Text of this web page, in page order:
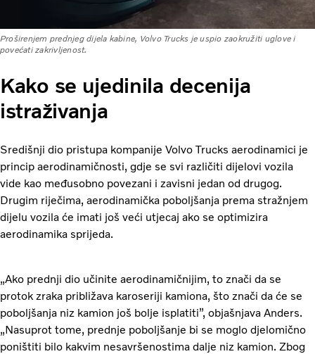
Proširenjem prednjeg dijela kabine, Volvo Trucks je uspio zaokružiti uglove i
povećati zakrivljenost.
Kako se ujedinila decenija
istraživanja
Središnji dio pristupa kompanije Volvo Trucks aerodinamici je
princip aerodinamičnosti, gdje se svi različiti dijelovi vozila
vide kao međusobno povezani i zavisni jedan od drugog.
Drugim riječima, aerodinamička poboljšanja prema stražnjem
dijelu vozila će imati još veći utjecaj ako se optimizira
aerodinamika sprijeda.
„Ako prednji dio učinite aerodinamičnijim, to znači da se
protok zraka približava karoseriji kamiona, što znači da će se
poboljšanja niz kamion još bolje isplatiti”, objašnjava Anders.
„Nasuprot tome, prednje poboljšanje bi se moglo djelomično
poništiti bilo kakvim nesavršenostima dalje niz kamion. Zbog